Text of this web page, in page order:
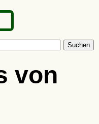
Suchen
von